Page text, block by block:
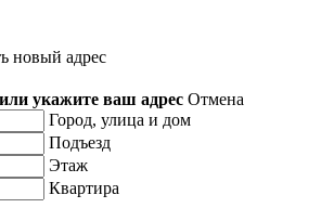
новый адрес
укажите ваш адрес Отмена
Город, улица и дом
Подъезд
Этаж
Квартира